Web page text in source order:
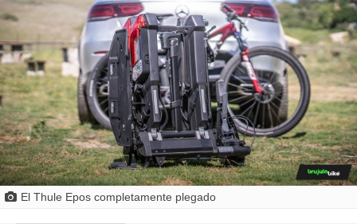
El Thule Epos completamente plegado